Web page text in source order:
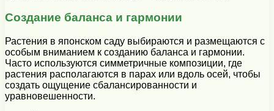
Создание баланса и гармонии
Растения в японском саду выбираются и размещаются с
особым вниманием к созданию баланса и гармонии.
Часто используются симметричные композиции, где
растения располагаются в парах или вдоль осей, чтобы
создать ощущение сбалансированности и
уравновешенности.